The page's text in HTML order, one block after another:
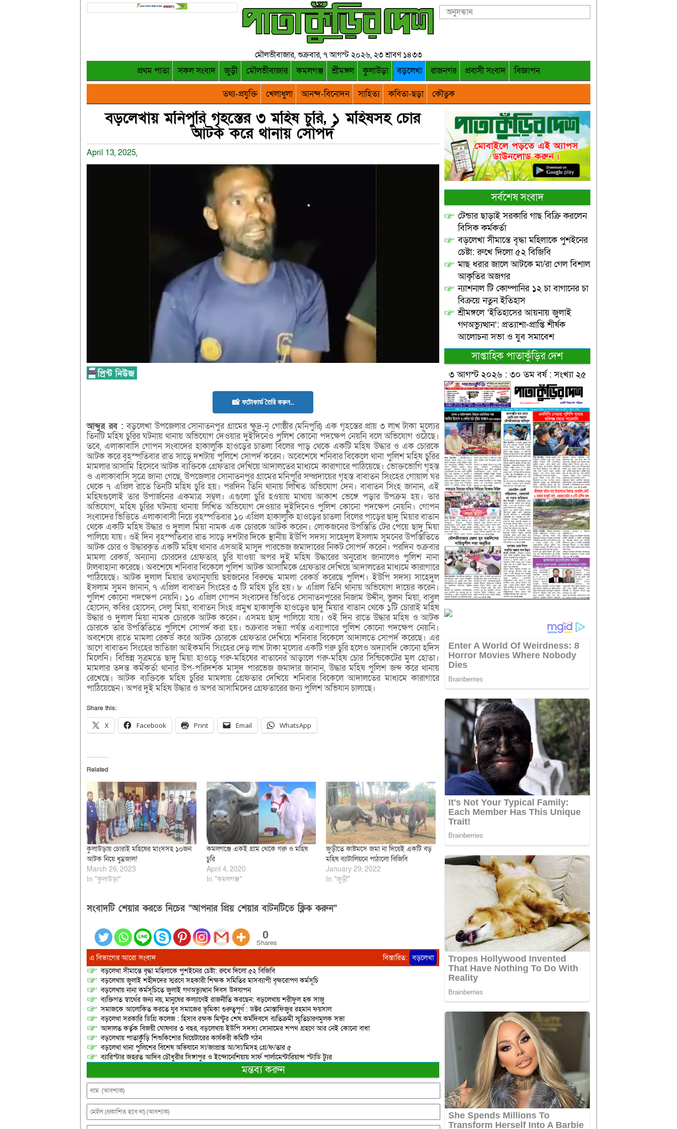
মৌলভীবাজার, শুক্রবার, ৭ আগস্ট ২০২৬, ২৩ শ্রাবণ ১৪৩৩
প্রথম পাতা সকল সংবাদ জুড়ী মৌলভীবাজার কমলগঞ্জ শ্রীমঙ্গল কুলাউড়া বড়লেখা রাজনগর প্রবাসী সংবাদ
বিজ্ঞাপন
তথ্য-প্রযুক্তি
খেলাধুলা আনন্দ-বিনোদন সাহিত্য কবিতা-ছড়া কৌতুক
বড়লেখায় মনিপুরি গৃহস্তের ৩ মহিষ চুরি, ১ মহিষসহ চোর
আটক করে থানায় সোপর্দ
April 13, 2025,
📸 ফটোকার্ড তৈরি করুন..
আব্দুররব : বড়লেখা উপজেলার সোনাতনপুর গ্রামের ক্ষুদ্র-নৃ গোষ্ঠীর (মনিপুরি) এক গৃহস্তের প্রায় ৩ লাখ টাকা মূল্যের
তিনটি মহিষ চুরির ঘটনায় থানায় অভিযোগ দেওয়ার দুইদিনেও পুলিশ কোনো পদক্ষেপ নেয়নি বলে অভিযোগ ওঠেছে।
তবে, এলাকাবাসি গোপন সংবাদের হাকালুকি হাওড়ের চাতলা বিলের পাড় থেকে একটি মহিষ উদ্ধার ও এক চোরকে
আটক করে বৃহস্পতিবার রাত সাড়ে দশটায় পুলিশে সোপর্দ করেন। অবেশেষে শনিবার বিকেলে থানা পুলিশ মহিষ চুরির
মামলার আসামি হিসেবে আটক ব্যক্তিকে গ্রেফতার দেখিয়ে আদালতের মাধ্যমে কারাগারে পাঠিয়েছে। ভোক্তভোগি গৃহস্ত
ও এলাকাবাসি সূত্রে জানা গেছে, উপজেলার সোনাতনপুর গ্রামের মনিপুরি সম্প্রদায়ের গৃহস্ত বাবাতন সিংহের গোয়াল ঘর
থেকে ৭ এপ্রিল রাতে তিনটি মহিষ চুরি হয়। পরদিন তিনি থানায় লিখিত অভিযোগ দেন। বাবাতন সিংহ জানান, এই
মহিষগুলোই তার উপার্জনের একমাত্র সম্বল। এগুলো চুরি হওয়ায় মাথায় আকাশ ভেঙ্গে পড়ার উপক্রম হয়। তার
অভিযোগ, মহিষ চুরির ঘটনায় থানায় লিখিত অভিযোগ দেওয়ার দুইদিনেও পুলিশ কোনো পদক্ষেপ নেয়নি। গোপন
সংবাদের ভিত্তিতে এলাকাবাসী নিয়ে বৃহস্পতিবার ১০ এপ্রিল হাকালুকি হাওড়ের চাতলা বিলের পাড়ের ছাদু মিয়ার বাতান
থেকে একটি মহিষ উদ্ধার ও দুলাল মিয়া নামক এক চোরকে আটক করেন। লোকজনের উপস্তিতি টের পেয়ে ছাদু মিয়া
পালিয়ে যায়। ওই দিন বৃহস্পতিবার রাত সাড়ে দশটার দিকে স্থানীয় ইউপি সদস্য সাহেদুল ইসলাম সুমনের উপস্তিতিতে
আটক চোর ও উদ্ধারকৃত একটি মহিষ থানার এসআই মাসুদ পারভেজ জমাদারের নিকট সোপর্দ করেন। পরদিন শুক্রবার
মামলা রেকর্ড, অন্যান্য চোরদের গ্রেফতার, চুরি যাওয়া অপর দুই মহিষ উদ্ধারের অনুরোধ জানালেও পুলিশ নানা
টালবাহানা করেছে। অবশেষে শনিবার বিকেলে পুলিশ আটক আসামিকে গ্রেফতার দেখিয়ে আদালতের মাধ্যমে কারাগারে
পাঠিয়েছে। আটক দুলাল মিয়ার তথ্যানুযায়ি ছয়জনের বিরুদ্ধে মামলা রেকর্ড করেছে পুলিশ। ইউপি সদস্য সাহেদুল
ইসলাম সুমন জানান, ৭ এপ্রিল বাবাতন সিংহের ৩ টি মহিষ চুরি হয়। ৮ এপ্রিল তিনি থানায় অভিযোগ দায়ের করেন।
পুলিশ কোনো পদক্ষেপ নেয়নি। ১০ এপ্রিল গোপন সংবাদের ভিওিতে সোনাতনপুরের নিজাম উদ্দীন, ভুলন মিয়া, বাবুল
হোসেন, কবির হোসেন, সেলু মিয়া, বাবাতন সিংহ প্রমুখ হাকালুকি হাওড়ের ছাদু মিয়ার বাতান থেকে ১টি চোরাই মহিষ
উদ্ধার ও দুলাল মিয়া নামক চোরকে আটক করেন। এসময় ছাদু পালিয়ে যায়। ওই দিন রাতে উদ্ধার মহিষ ও আটক
চোরকে তার উপস্তিতিতে পুলিশে সোপর্দ করা হয়। শুক্রবার সন্ধ্যা পর্যন্ত এব্যাপারে পুলিশ কোনো পদক্ষেপ নেয়নি।
অবশেষে রাতে মামলা রেকর্ড করে আটক চোরকে গ্রেফতার দেখিয়ে শনিবার বিকেলে আদালতে সোপর্দ করেছে। এর
আগে বাবাতন সিংহের ভাতিজা আইকমনি সিংহের দেড় লাখ টাকা মূল্যের একটি গরু চুরি হলেও অদ্যাবদি কোনো হদিস
মিলেনি। বিভিন্ন সূত্রমতে ছাদু মিয়া হাওড়ে গরু-মহিষের বাতানের আড়ালে গরু-মহিষ চোর সিন্ডিকেটের মুল হোতা।
মামলার তদন্ত কর্মকর্তা থানার উপ-পরিদর্শক মাসুদ পারভেজ জমাদার জানান, উদ্ধার মহিষ পুলিশ জব্দ করে থানায়
রেখেছে। আটক ব্যক্তিকে মহিষ চুরির মামলায় গ্রেফতার দেখিয়ে শনিবার বিকেলে আদালতের মাধ্যমে কারাগারে
পাঠিয়েছেন। অপর দুই মহিষ উদ্ধার ও অপর আসামিদের গ্রেফতারের জন্য পুলিশ অভিযান চালাছে।
Share this:
X Facebook Print Email WhatsApp
Related
কুলাউড়ায় চোরাই মহিষের মাংসসহ ১০জন
আটক নিয়ে ধুম্রজাল!
March 26, 2023
In "কুলাউড়া"
কমলগঞ্জে একই গ্রাম থেকে গরু ও মহিষ
চুরি
April 4, 2020
In "কমলগঞ্জ"
জুড়ীতে কাষ্টমসে জমা না দিয়েই একটি বড়
মহিষ ব্যাটালিয়নে পাঠালো বিজিবি
January 29, 2022
In "জুড়ী"
সংবাদটি শেয়ার করতে নিচের “আপনার প্রিয় শেয়ার বাটনটিতে ক্লিক করুন”
0
Shares
এ বিভাগের আরো সংবাদ বিস্তারিত: বড়লেখা
বড়লেখা সীমান্তে বৃদ্ধা মহিলাকে পুশইনের চেষ্টা: রুখে দিলো ৫২ বিজিবি
বড়লেখায় জুলাই শহীদদের স্মরণে সহকারী শিক্ষক সমিতির মাসব্যাপী বৃক্ষরোপণ কর্মসূচি
বড়লেখায় নানা কর্মসূচিতে জুলাই গণঅভ্যুত্থান দিবস উদযাপন
ব্যক্তিগত স্বার্থের জন্য নয়, মানুষের কল্যাণেই রাজনীতি করছেন: বড়লেখায় শরীফুল হক সাজু
সমাজকে আলোকিত করতে যুব সমাজের ভূমিকা গুরুত্বপূর্ণ : ডক্টর মোস্তাফিজুর রহমান ফয়সাল
বড়লেখা সরকারি ডিগ্রি কলেজ : হিসাব রক্ষক মিন্টুর শেষ কর্মদিবসে ব্যতিক্রমী স্মৃতিচারণমুলক সভা
আদালত কর্তৃক বিজয়ী ঘোষণার ৩ বছর, বড়লেখায় ইউপি সদস্য সোনামের শপথ গ্রহণে আর নেই কোনো বাধা
বড়লেখায় পাতাকুঁড়ি শিশুকিশোর থিয়েটারের কার্যকরী কমিটি গঠন
বড়লেখা থানা পুলিশের বিশেষ অভিযানে সা/জাপ্রাপ্ত আ/সা/মিসহ গ্রে/ফ/তার ৫
ব্যারিস্টার জহরত আদিব চৌধুরীর সিঙ্গাপুর ও ইন্দোনেশিয়ায় সার্ফ পার্লামেন্টারিয়ান্স স্টাডি ট্যুর
মন্তব্য করুন
সর্বশেষ সংবাদ
টেন্ডার ছাড়াই সরকারি গাছ বিক্রি করলেন
বিসিক কর্মকর্তা
বড়লেখা সীমান্তে বৃদ্ধা মহিলাকে পুশইনের
চেষ্টা: রুখে দিলো ৫২ বিজিবি
মাছ ধরার জালে আটকে মা/রা গেল বিশাল
আকৃতির অজগর
ন্যাশনাল টি কোম্পানির ১২ চা বাগানের চা
বিক্রয়ে নতুন ইতিহাস
শ্রীমঙ্গলে ‘ইতিহাসের আয়নায় জুলাই
গণঅভ্যুত্থান’: প্রত্যাশা-প্রাপ্তি শীর্ষক
আলোচনা সভা ও যুব সমাবেশ
সাপ্তাহিক পাতাকুঁড়ির দেশ
৩ আগস্ট ২০২৬ : ৩০ তম বর্ষ : সংখ্যা ২৫